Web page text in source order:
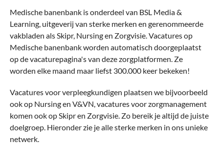
Medische banenbank is onderdeel van BSL Media &
Learning, uitgeverij van sterke merken en gerenommeerde
vakbladen als Skipr, Nursing en Zorgvisie. Vacatures op
Medische banenbank worden automatisch doorgeplaatst
op de vacaturepagina's van deze zorgplatformen. Ze
worden elke maand maar liefst 300.000 keer bekeken!
Vacatures voor verpleegkundigen plaatsen we bijvoorbeeld
ook op Nursing en V&VN, vacatures voor zorgmanagement
komen ook op Skipr en Zorgvisie. Zo bereik je altijd de juiste
doelgroep. Hieronder zie je alle sterke merken in ons unieke
netwerk.